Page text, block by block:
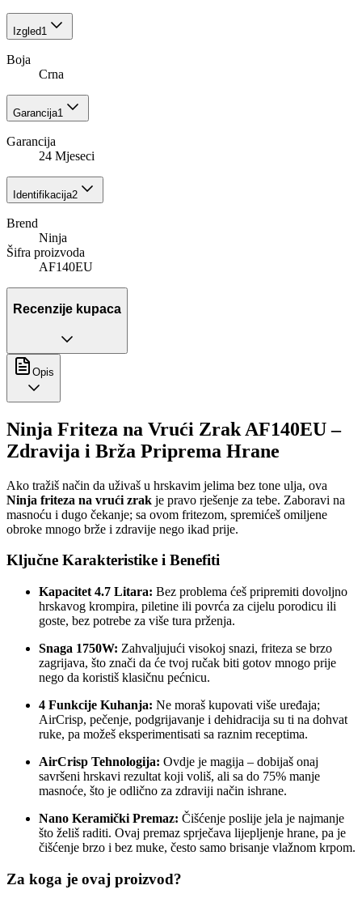
Izgled1
Boja
Crna
Garancija1
Garancija
24 Mjeseci
Identifikacija2
Brend
Ninja
Šifra proizvoda
AF140EU
Recenzije kupaca
Opis
Ninja Friteza na Vrući Zrak AF140EU –
Zdravija i Brža Priprema Hrane
Ako tražiš način da uživaš u hrskavim jelima bez tone ulja, ova
Ninja friteza na vrući zrak je pravo rješenje za tebe. Zaboravi na
masnoću i dugo čekanje; sa ovom fritezom, spremićeš omiljene
obroke mnogo brže i zdravije nego ikad prije.
Ključne Karakteristike i Benefiti
Kapacitet 4.7 Litara: Bez problema ćeš pripremiti dovoljno
hrskavog krompira, piletine ili povrća za cijelu porodicu ili
goste, bez potrebe za više tura prženja.
Snaga 1750W: Zahvaljujući visokoj snazi, friteza se brzo
zagrijava, što znači da će tvoj ručak biti gotov mnogo prije
nego da koristiš klasičnu pećnicu.
4 Funkcije Kuhanja: Ne moraš kupovati više uređaja;
AirCrisp, pečenje, podgrijavanje i dehidracija su ti na dohvat
ruke, pa možeš eksperimentisati sa raznim receptima.
AirCrisp Tehnologija: Ovdje je magija – dobijaš onaj
savršeni hrskavi rezultat koji voliš, ali sa do 75% manje
masnoće, što je odlično za zdraviji način ishrane.
Nano Keramički Premaz: Čišćenje poslije jela je najmanje
što želiš raditi. Ovaj premaz sprječava lijepljenje hrane, pa je
čišćenje brzo i bez muke, često samo brisanje vlažnom krpom.
Za koga je ovaj proizvod?